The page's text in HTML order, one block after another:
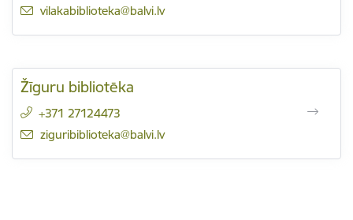
E-pasts:
vilakabiblioteka@balvi.lv
Žīguru bibliotēka
+371 27124473
E-pasts:
ziguribiblioteka@balvi.lv